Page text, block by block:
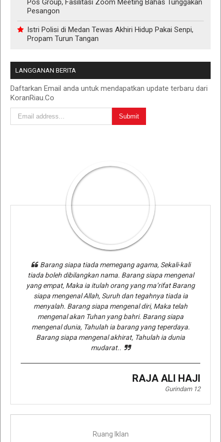
Pos Group, Fasilitasi Zoom Meeting Bahas Tunggakan
Pesangon
Istri Polisi di Medan Tewas Akhiri Hidup Pakai Senpi,
Propam Turun Tangan
LANGGANAN BERITA
Daftarkan Email anda untuk mendapatkan update terbaru dari
KoranRiau.Co
Barang siapa tiada memegang agama, Sekali-kali
tiada boleh dibilangkan nama. Barang siapa mengenal
yang empat, Maka ia itulah orang yang ma’rifat Barang
siapa mengenal Allah, Suruh dan tegahnya tiada ia
menyalah. Barang siapa mengenal diri, Maka telah
mengenal akan Tuhan yang bahri. Barang siapa
mengenal dunia, Tahulah ia barang yang teperdaya.
Barang siapa mengenal akhirat, Tahulah ia dunia
mudarat..
RAJA ALI HAJI
Gurindam 12
Ruang Iklan